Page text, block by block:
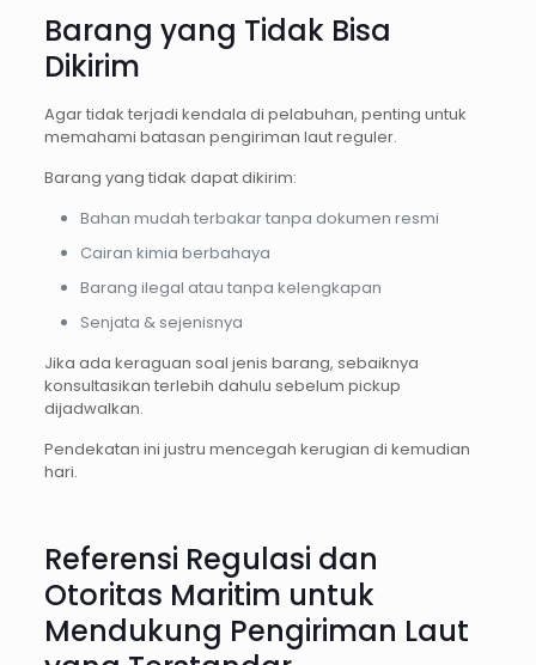
Barang yang Tidak Bisa
Dikirim
Agar tidak terjadi kendala di pelabuhan, penting untuk
memahami batasan pengiriman laut reguler.
Barang yang tidak dapat dikirim:
Bahan mudah terbakar tanpa dokumen resmi
Cairan kimia berbahaya
Barang ilegal atau tanpa kelengkapan
Senjata & sejenisnya
Jika ada keraguan soal jenis barang, sebaiknya
konsultasikan terlebih dahulu sebelum pickup
dijadwalkan.
Pendekatan ini justru mencegah kerugian di kemudian
hari.
Referensi Regulasi dan
Otoritas Maritim untuk
Mendukung Pengiriman Laut